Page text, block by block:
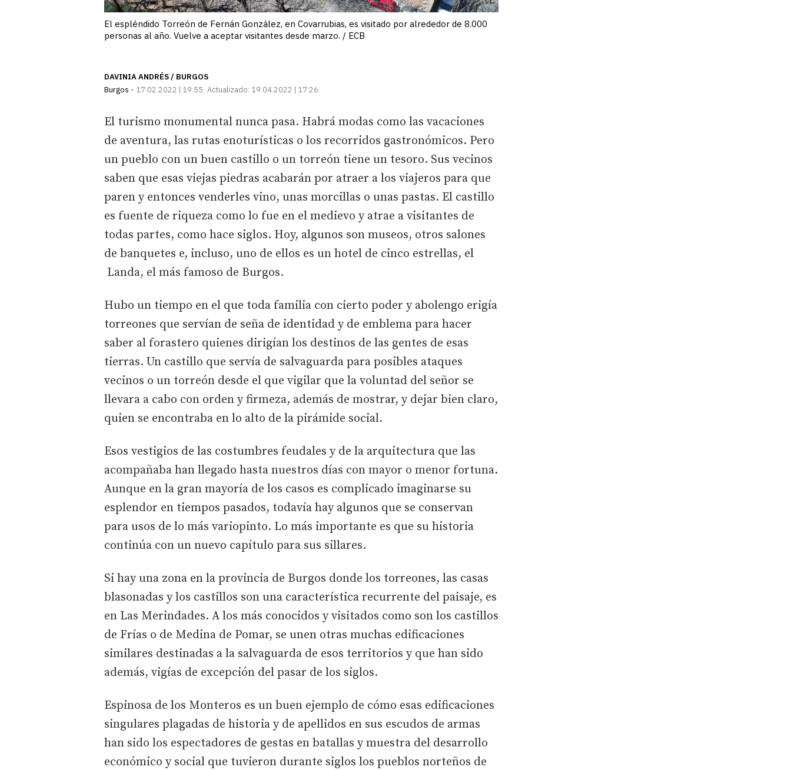
El espléndido Torreón de Fernán González, en Covarrubias, es visitado por alrededor de 8.000
personas al año. Vuelve a aceptar visitantes desde marzo. / ECB
DAVINIA ANDRÉS / BURGOS
Burgos
17.02.2022 | 19:55 Actualizado: 19.04.2022 | 17:26
El turismo monumental nunca pasa. Habrá modas como las vacaciones
de aventura, las rutas enoturísticas o los recorridos gastronómicos. Pero
un pueblo con un buen castillo o un torreón tiene un tesoro. Sus vecinos
saben que esas viejas piedras acabarán por atraer a los viajeros para que
paren y entonces venderles vino, unas morcillas o unas pastas. El castillo
es fuente de riqueza como lo fue en el medievo y atrae a visitantes de
todas partes, como hace siglos. Hoy, algunos son museos, otros salones
de banquetes e, incluso, uno de ellos es un hotel de cinco estrellas, el
Landa, el más famoso de Burgos.
Hubo un tiempo en el que toda familia con cierto poder y abolengo erigía
torreones que servían de seña de identidad y de emblema para hacer
saber al forastero quienes dirigían los destinos de las gentes de esas
tierras. Un castillo que servía de salvaguarda para posibles ataques
vecinos o un torreón desde el que vigilar que la voluntad del señor se
llevara a cabo con orden y firmeza, además de mostrar, y dejar bien claro,
quien se encontraba en lo alto de la pirámide social.
Esos vestigios de las costumbres feudales y de la arquitectura que las
acompañaba han llegado hasta nuestros días con mayor o menor fortuna.
Aunque en la gran mayoría de los casos es complicado imaginarse su
esplendor en tiempos pasados, todavía hay algunos que se conservan
para usos de lo más variopinto. Lo más importante es que su historia
continúa con un nuevo capítulo para sus sillares.
Si hay una zona en la provincia de Burgos donde los torreones, las casas
blasonadas y los castillos son una característica recurrente del paisaje, es
en Las Merindades. A los más conocidos y visitados como son los castillos
de Frías o de Medina de Pomar, se unen otras muchas edificaciones
similares destinadas a la salvaguarda de esos territorios y que han sido
además, vigías de excepción del pasar de los siglos.
Espinosa de los Monteros es un buen ejemplo de cómo esas edificaciones
singulares plagadas de historia y de apellidos en sus escudos de armas
han sido los espectadores de gestas en batallas y muestra del desarrollo
económico y social que tuvieron durante siglos los pueblos norteños de